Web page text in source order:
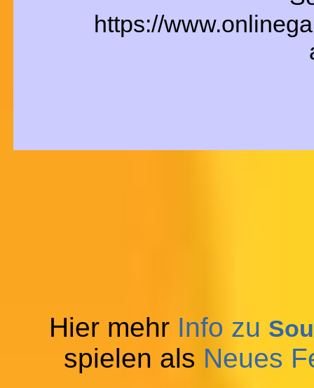
https://
Hier mehr Info zu
spielen als Neues